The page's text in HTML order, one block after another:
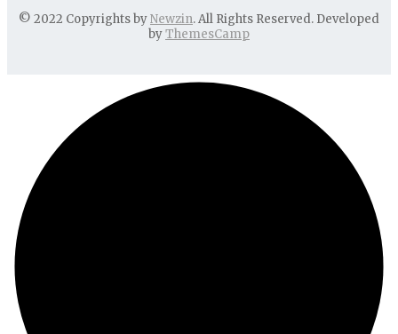
© 2022 Copyrights byNewzin. All Rights Reserved. Developed
byThemesCamp